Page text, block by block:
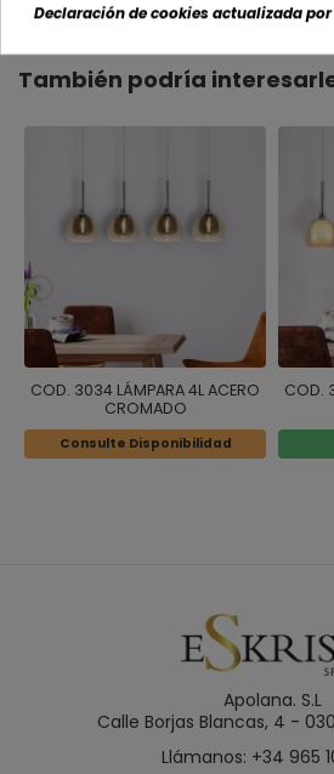
También podría
COD. 3034 LÁMPARA 4L ACERO
CROMADO
Consulte Disponibilidad
COD.
Apolana. S.L
Calle Borjas Blancas, 4 -
Llámanos: +34 965
Declaración de cookies actualizada